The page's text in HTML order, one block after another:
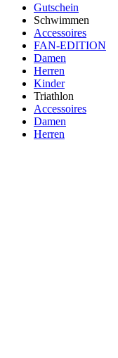
Gutschein
Schwimmen
Accessoires
FAN-EDITION
Damen
Herren
Kinder
Triathlon
Accessoires
Damen
Herren